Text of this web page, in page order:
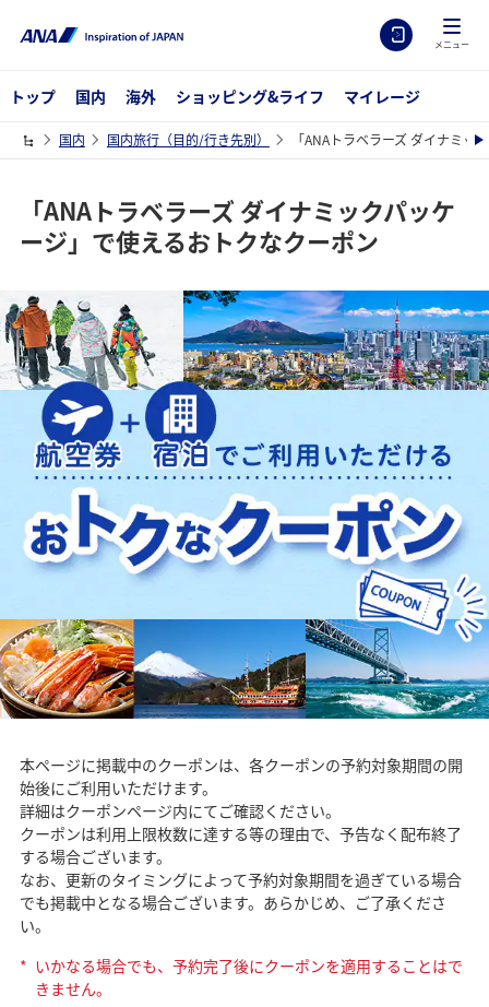
メニュー
トップ 国内 海外 ショッピング&ライフ マイレージ
国内 国内旅行（目的/行き先別） 「ANAトラベラーズ ダイナミッ
「ANAトラベラーズ ダイナミックパッケ
ージ」で使えるおトクなクーポン
本ページに掲載中のクーポンは、各クーポンの予約対象期間の開
始後にご利用いただけます。
詳細はクーポンページ内にてご確認ください。
クーポンは利用上限枚数に達する等の理由で、予告なく配布終了
する場合ございます。
なお、更新のタイミングによって予約対象期間を過ぎている場合
でも掲載中となる場合ございます。あらかじめ、ご了承くださ
い。
* いかなる場合でも、予約完了後にクーポンを適用することはで
きません。